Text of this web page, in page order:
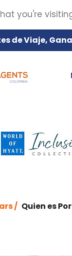
de Viaje,
/ Quien es
you're